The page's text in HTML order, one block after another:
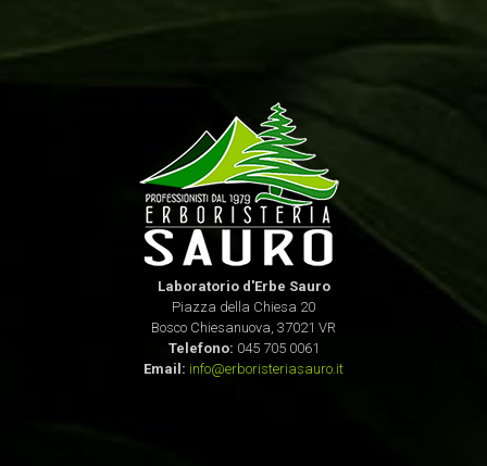
Laboratorio d'Erbe Sauro
Piazza della Chiesa 20
Bosco Chiesanuova, 37021 VR
Telefono: 045 705 0061
Email: info@erboristeriasauro.it